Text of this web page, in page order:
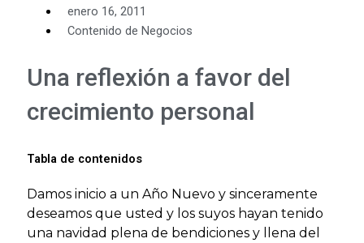
enero 16, 2011
Contenido de Negocios
Una reflexión a favor del
crecimiento personal
Tabla de contenidos
Damos inicio a un Año Nuevo y sinceramente
deseamos que usted y los suyos hayan tenido
una navidad plena de bendiciones y llena del